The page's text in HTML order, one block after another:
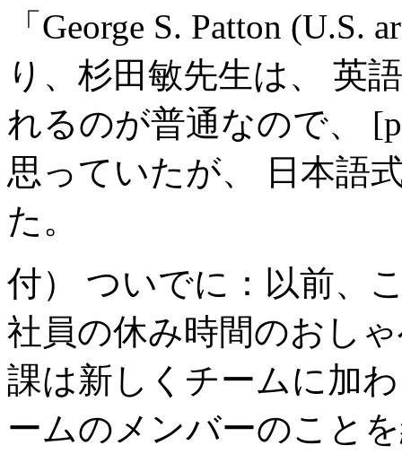
「George S. Patton (U.S.
り、杉田敏先生は、 英
れるのが普通なので、
思っていたが、 日本語
た。
付） ついでに：以前、
社員の休み時間のおし
課は新しくチームに加
ームのメンバーのこと